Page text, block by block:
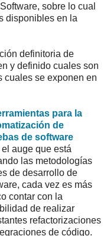
sobre lo cual
disponibles en la
definitoria de
y definido cuales son
cuales se exponen en
para la
de
de software
auge que está
las metodologías
de desarrollo de
cada vez es más
contar con la
de realizar
refactorizaciones
de código.